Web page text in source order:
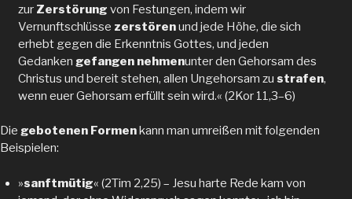
zur Zerstörung von Festungen, indem wir
Vernunftschlüsse zerstörenund jede Höhe, die sich
erhebt gegen die Erkenntnis Gottes, und jeden
Gedanken gefangen nehmenunter den Gehorsam des
Christus und bereit stehen, allen Ungehorsam zu strafen,
wenn euer Gehorsam erfüllt sein wird.« (2Kor 11,3–6)
Die gebotenen Formen kann man umreißen mit folgenden
Beispielen:
»sanftmütig« (2Tim 2,25) – Jesu harte Rede kam von